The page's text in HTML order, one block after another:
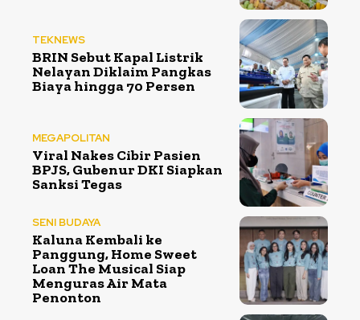
TEKNEWS
BRIN Sebut Kapal Listrik
Nelayan Diklaim Pangkas
Biaya hingga 70 Persen
MEGAPOLITAN
Viral Nakes Cibir Pasien
BPJS, Gubenur DKI Siapkan
Sanksi Tegas
SENI BUDAYA
Kaluna Kembali ke
Panggung, Home Sweet
Loan The Musical Siap
Menguras Air Mata
Penonton